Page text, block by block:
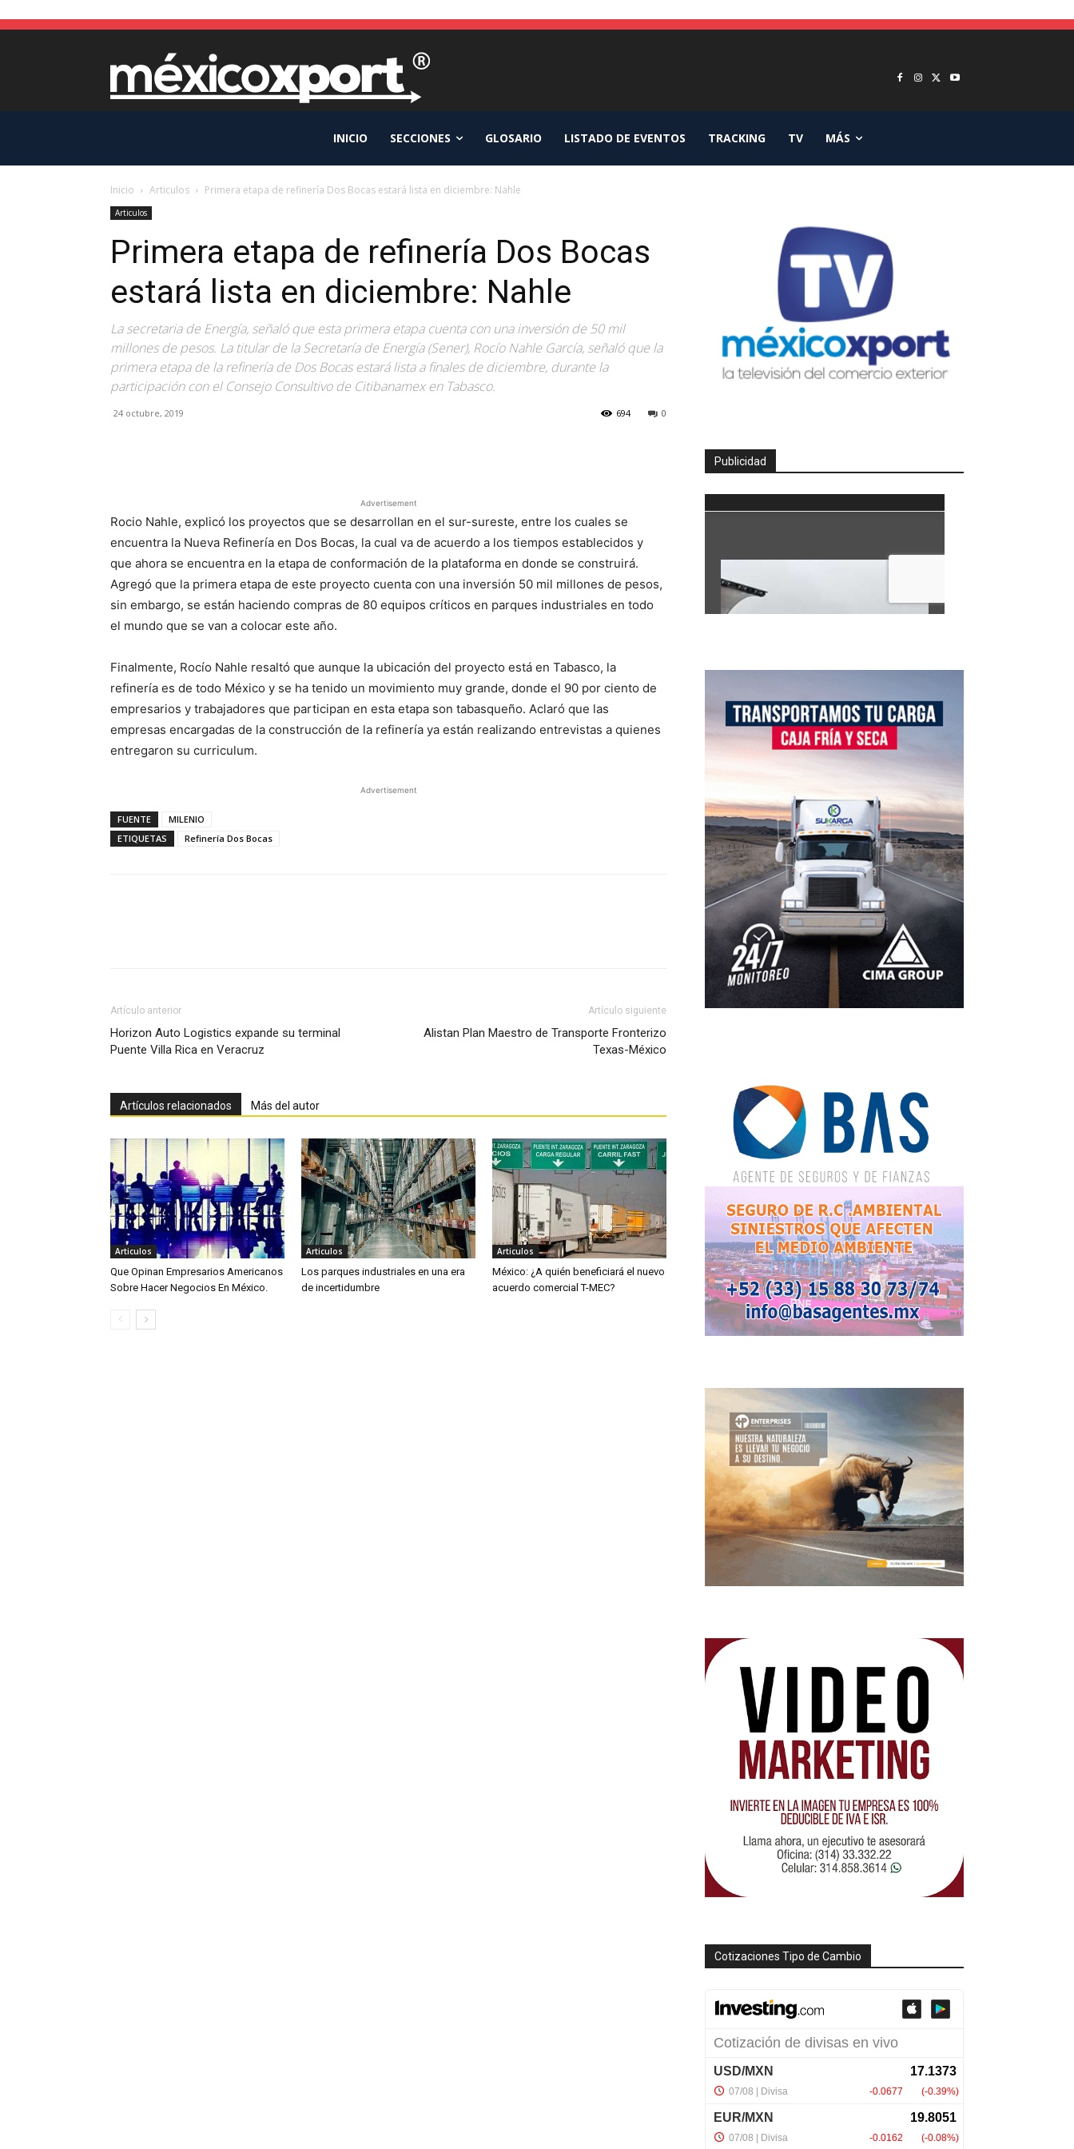
INICIO SECCIONES GLOSARIO LISTADO DE EVENTOS TRACKING TV MÁS
Inicio Articulos Primera etapa de refinería Dos Bocas estará lista en diciembre: Nahle
Articulos
Primera etapa de refinería Dos Bocas
estará lista en diciembre: Nahle
La secretaria de Energía, señaló que esta primera etapa cuenta con una inversión de 50 mil
millones de pesos. La titular de la Secretaría de Energía (Sener), Rocío Nahle García, señaló que la
primera etapa de la refinería de Dos Bocas estará lista a finales de diciembre, durante la
participación con el Consejo Consultivo de Citibanamex en Tabasco.
24 octubre, 2019 0
694
Advertisement
Rocio Nahle, explicó los proyectos que se desarrollan en el sur-sureste, entre los cuales se
encuentra la Nueva Refinería en Dos Bocas, la cual va de acuerdo a los tiempos establecidos y
que ahora se encuentra en la etapa de conformación de la plataforma en donde se construirá.
Agregó que la primera etapa de este proyecto cuenta con una inversión 50 mil millones de pesos,
sin embargo, se están haciendo compras de 80 equipos críticos en parques industriales en todo
el mundo que se van a colocar este año.
Finalmente, Rocío Nahle resaltó que aunque la ubicación del proyecto está en Tabasco, la
refinería es de todo México y se ha tenido un movimiento muy grande, donde el 90 por ciento de
empresarios y trabajadores que participan en esta etapa son tabasqueño. Aclaró que las
empresas encargadas de la construcción de la refinería ya están realizando entrevistas a quienes
entregaron su curriculum.
Advertisement
FUENTE
MILENIO
ETIQUETAS
Refinería Dos Bocas
Artículo anterior
Horizon Auto Logistics expande su terminal
Puente Villa Rica en Veracruz
Artículo siguiente
Alistan Plan Maestro de Transporte Fronterizo
Texas-México
Artículos relacionados Más del autor
Articulos
Que Opinan Empresarios Americanos
Sobre Hacer Negocios En México.
Articulos
Los parques industriales en una era
de incertidumbre
Articulos
México: ¿A quién beneficiará el nuevo
acuerdo comercial T-MEC?
Publicidad
Cotizaciones Tipo de Cambio